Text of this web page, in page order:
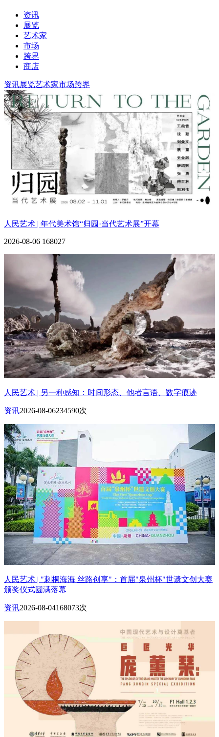
资讯
展览
艺术家
市场
跨界
商店
资讯展览艺术家市场跨界
人民艺术 | 年代美术馆“归园·当代艺术展”开幕
2026-08-06 168027
人民艺术 | 另一种感知：时间形态、他者言语、数字痕迹
资讯2026-08-06234590次
人民艺术 | "刺桐海海 丝路创享"：首届"泉州杯"世遗文创大赛
颁奖仪式圆满落幕
资讯2026-08-04168073次